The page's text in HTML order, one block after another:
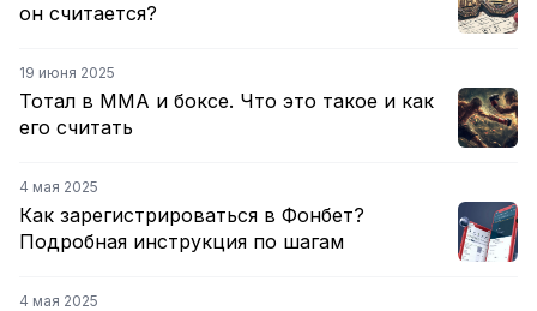
он считается?
19 июня 2025
Тотал в ММА и боксе. Что это такое и как
его считать
4 мая 2025
Как зарегистрироваться в Фонбет?
Подробная инструкция по шагам
4 мая 2025